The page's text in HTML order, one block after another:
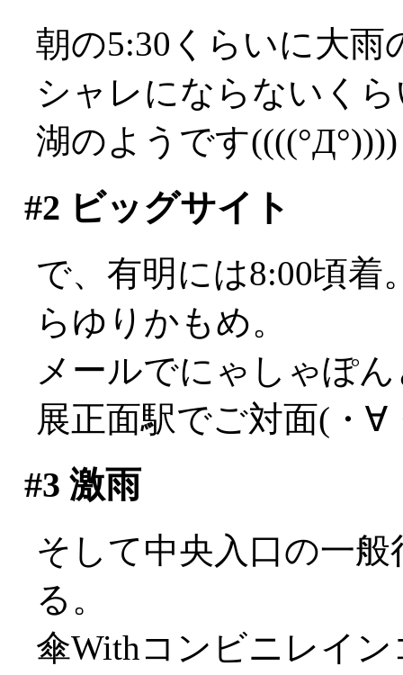
朝の5:30くらいに大雨
シャレにならないく
湖のようです((((°Д°))))
#2 ビッグサイト
で、有明には8:00頃着
らゆりかもめ。
メールでにゃしゃぽ
展正面駅でご対面(・∀
#3 激雨
そして中央入口の一
る。
傘Withコンビニレイ